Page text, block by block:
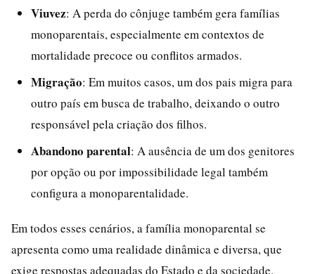
Viuvez: A perda do cônjuge também gera famílias
monoparentais, especialmente em contextos de
mortalidade precoce ou conflitos armados.
Migração: Em muitos casos, um dos pais migra para
outro país em busca de trabalho, deixando o outro
responsável pela criação dos filhos.
Abandono parental: A ausência de um dos genitores
por opção ou por impossibilidade legal também
configura a monoparentalidade.
Em todos esses cenários, a família monoparental se
apresenta como uma realidade dinâmica e diversa, que
exige respostas adequadas do Estado e da sociedade.